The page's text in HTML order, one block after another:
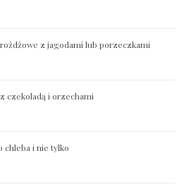
z jagodami lub porzeczkami
czekoladą i orzechami
chleba i nie tylko